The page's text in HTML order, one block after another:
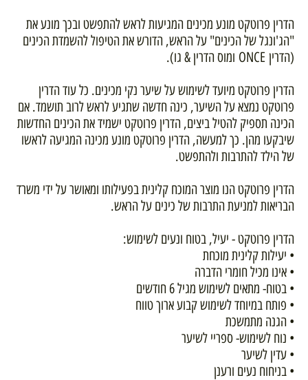
הדרין פרוטקט מונע מכינים המגיעות לראש להתפשט ובכך מונע את
"הג'ונגל של הכינים" על הראש, הדורש את הטיפול להשמדת הכינים
(הדרין ONCE ומוס הדרין & גו).
הדרין פרוטקט מיועד לשימוש על שיער נקי מכינים. כל עוד הדרין
פרוטקט נמצא על השיער, כינה חדשה שתגיע לראש לרוב תושמד. אם
הכינה תספיק להטיל ביצים, הדרין פרוטקט ישמיד את הכינים החדשות
שיבקעו מהן. כך למעשה, הדרין פרוטקט מונע מכינה המגיעה לראשו
של הילד להתרבות ולהתפשט.
הדרין פרוטקט הנו מוצר המוכח קלינית בפעילותו ומאושר על ידי משרד
הבריאות למניעת התרבות של כינים על הראש.
הדרין פרוטקט - יעיל, בטוח ונעים לשימוש:
• יעילות קלינית מוכחת
• אינו מכיל חומרי הדברה
• בטוח- מתאים לשימוש מגיל 6 חודשים
• פותח במיוחד לשימוש קבוע ארוך טווח
• הגנה מתמשכת
• נוח לשימוש- ספריי לשיער
• עדין לשיער
• בניחוח נעים ורענן